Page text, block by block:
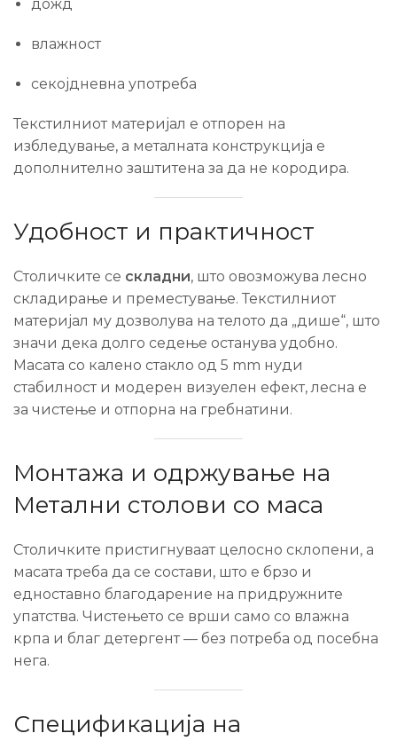
дожд
влажност
секојдневна употреба
Текстилниот материјал е отпорен на
избледување, а металната конструкција е
дополнително заштитена за да не кородира.
Удобност и практичност
Столичките се складни, што овозможува лесно
складирање и преместување. Текстилниот
материјал му дозволува на телото да „дише“, што
значи дека долго седење останува удобно.
Масата со калено стакло од 5 mm нуди
стабилност и модерен визуелен ефект, лесна е
за чистење и отпорна на гребнатини.
Монтажа и одржување на
Метални столови со маса
Столичките пристигнуваат целосно склопени, а
масата треба да се состави, што е брзо и
едноставно благодарение на придружните
упатства. Чистењето се врши само со влажна
крпа и благ детергент — без потреба од посебна
нега.
Спецификација на